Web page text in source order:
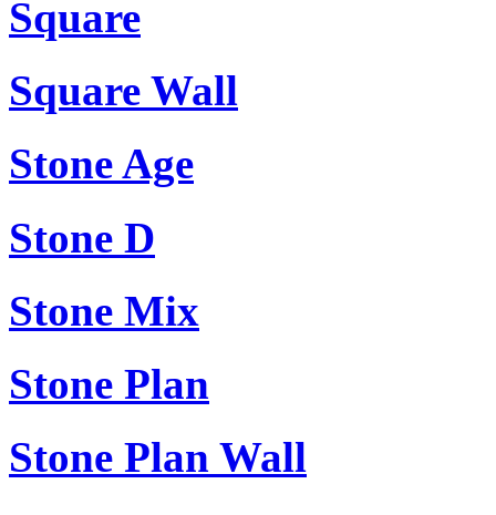
Square
Square Wall
Stone Age
Stone D
Stone Mix
Stone Plan
Stone Plan Wall